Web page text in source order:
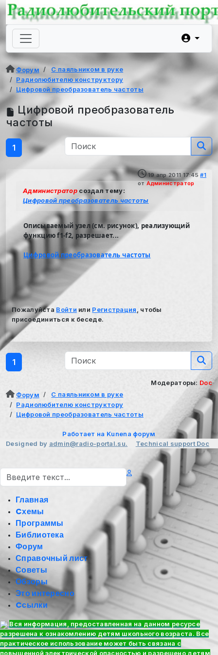
Форум
С паяльником в руке
Радиолюбителю конструктору
Цифровой преобразователь частоты
Цифровой преобразователь
частоты
1
19 апр 2011 17:45 #1
от Администратор
Администраторсоздал тему:
Цифровой преобразователь частоты
Описываемый узел (см. рисунок), реализующий
функцию f1-f2, разрешает...
Цифровой преобразователь частоты
Пожалуйста Войти или Регистрация
, чтобы
присоединиться к беседе.
1
Модераторы: Doc
Форум
С паяльником в руке
Радиолюбителю конструктору
Цифровой преобразователь частоты
Работает на Kunena форум
Designed by admin@radio-portal.su. Technical support Doc
Поиск
Главная
Cхемы
Программы
Библиотека
Форум
Справочный лист
Советы
Обзоры
Это интересно
Cсылки
Вся информация, предоставленная на данном ресурсе
разрешена к ознакомлению детям школьного возраста. Все
практическое использование может быть связана с
повышенной электрической опасностью и разрешено детям